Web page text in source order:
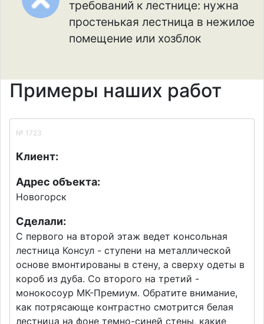
требований к лестнице: нужна
простенькая лестница в нежилое
помещение или хозблок
Примеры наших работ
№ 1723
Клиент:
Адрес объекта:
Новогорск
Сделали:
С первого на второй этаж ведет консольная
лестница Консул - ступени на металлической
основе вмонтированы в стену, а сверху одеты в
короб из дуба. Со второго на третий -
монокосоур МК-Премиум. Обратите внимание,
как потрясающе контрастно смотрится белая
лестница на фоне темно-синей стены, какие